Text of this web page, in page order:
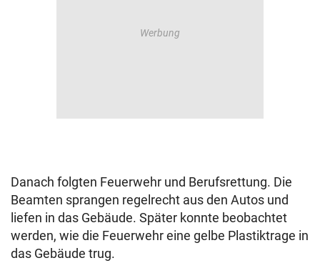
Danach folgten Feuerwehr und Berufsrettung. Die
Beamten sprangen regelrecht aus den Autos und
liefen in das Gebäude. Später konnte beobachtet
werden, wie die Feuerwehr eine gelbe Plastiktrage in
das Gebäude trug.